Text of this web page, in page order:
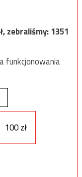
zebraliśmy:1351
funkcjonowania
100 zł